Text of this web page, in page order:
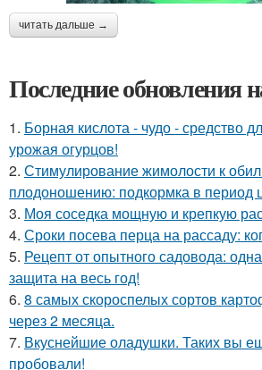
читать дальше →
Последние обновления
1. Борная кислота - чудо - средство
урожая огурцов!
2. Стимулирование жимолости к
плодоношению: подкормка в период
3. Моя соседка мощную и крепкую
4. Сроки посева перца на рассаду:
5. Рецепт от опытного садовода:
защита на весь год!
6. 8 самых скороспелых сортов
через 2 месяца.
7. Вкуснейшие оладушки. Таких вы
пробовали!